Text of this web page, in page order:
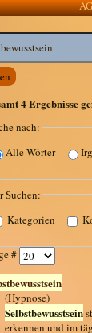
4Ergebnisse
nach:
Alle Wörter
Suchen:
Kategorien
#
(Hypnose)
Selbstbewusstsein
erkennen und im